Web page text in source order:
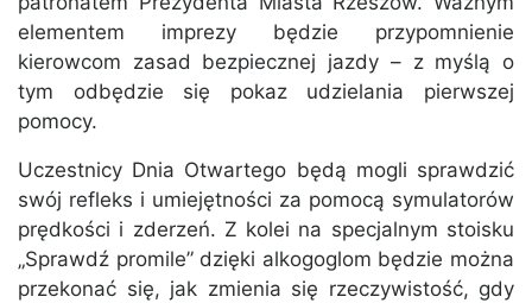
elementem imprezy będzie przypomnienie
kierowcom zasad bezpiecznej jazdy – z myślą o
tym odbędzie się pokaz udzielania pierwszej
pomocy.
Uczestnicy Dnia Otwartego będą mogli sprawdzić
swój refleks i umiejętności za pomocą symulatorów
prędkości i zderzeń. Z kolei na specjalnym stoisku
„Sprawdź promile” dzięki alkogoglom będzie można
przekonać się, jak zmienia się rzeczywistość, gdy